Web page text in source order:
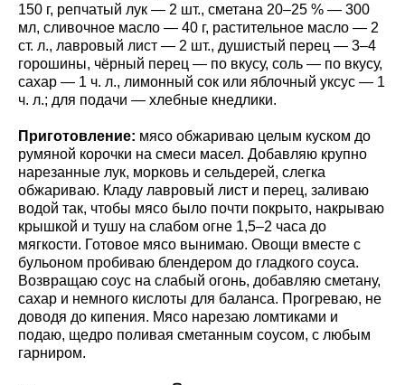
150 г, репчатый лук — 2 шт., сметана 20–25 % — 300
мл, сливочное масло — 40 г, растительное масло — 2
ст. л., лавровый лист — 2 шт., душистый перец — 3–4
горошины, чёрный перец — по вкусу, соль — по вкусу,
сахар — 1 ч. л., лимонный сок или яблочный уксус — 1
ч. л.; для подачи — хлебные кнедлики.
Приготовление: мясо обжариваю целым куском до
румяной корочки на смеси масел. Добавляю крупно
нарезанные лук, морковь и сельдерей, слегка
обжариваю. Кладу лавровый лист и перец, заливаю
водой так, чтобы мясо было почти покрыто, накрываю
крышкой и тушу на слабом огне 1,5–2 часа до
мягкости. Готовое мясо вынимаю. Овощи вместе с
бульоном пробиваю блендером до гладкого соуса.
Возвращаю соус на слабый огонь, добавляю сметану,
сахар и немного кислоты для баланса. Прогреваю, не
доводя до кипения. Мясо нарезаю ломтиками и
подаю, щедро поливая сметанным соусом, с любым
гарниром.